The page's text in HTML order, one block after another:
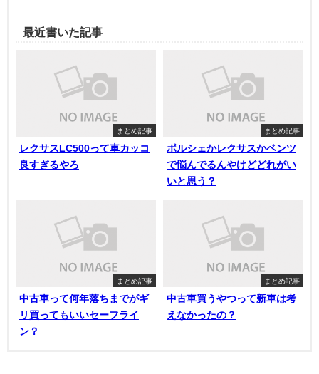
最近書いた記事
まとめ記事
レクサスLC500って車カッコ
良すぎるやろ
まとめ記事
ポルシェかレクサスかベンツ
で悩んでるんやけどどれがい
いと思う？
まとめ記事
中古車って何年落ちまでがギ
リ買ってもいいセーフライ
ン？
まとめ記事
中古車買うやつって新車は考
えなかったの？